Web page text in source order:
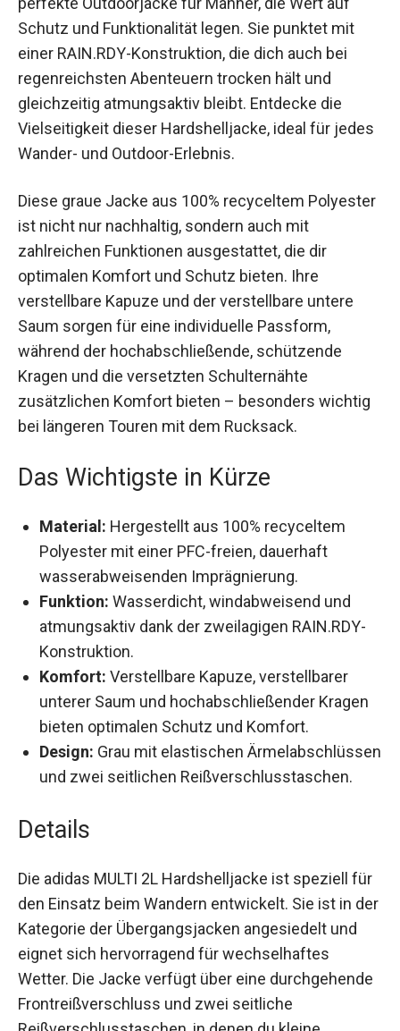
Schutz und Funktionalität legen. Sie punktet mit
einer RAIN.RDY-Konstruktion, die dich auch bei
regenreichsten Abenteuern trocken hält und
gleichzeitig atmungsaktiv bleibt. Entdecke die
Vielseitigkeit dieser Hardshelljacke, ideal für
jedes Wander- und Outdoor-Erlebnis.
Polyester ist nicht nur nachhaltig, sondern auch
mit zahlreichen Funktionen ausgestattet, die dir
optimalen Komfort und Schutz bieten. Ihre
verstellbare Kapuze und der verstellbare untere
Saum sorgen für eine individuelle Passform,
während der hochabschließende, schützende
Kragen und die versetzten Schulternähte
zusätzlichen Komfort bieten – besonders
wichtig bei längeren Touren mit dem Rucksack.
Das Wichtigste in Kürze
Polyester mit einer PFC-freien, dauerhaft
wasserabweisenden Imprägnierung.
Funktion: Wasserdicht, windabweisend und
atmungsaktiv dank der zweilagigen RAIN.RDY-
Konstruktion.
Komfort:Verstellbare Kapuze, verstellbarer
unterer Saum und hochabschließender Kragen
bieten optimalen Schutz und Komfort.
Design:Grau mit elastischen
Ärmelabschlüssen und zwei seitlichen
Reißverschlusstaschen.
Details
Die adidas MULTI 2L Hardshelljacke ist speziell
für den Einsatz beim Wandern entwickelt. Sie ist
in der Kategorie der Übergangsjacken
angesiedelt und eignet sich hervorragend für
wechselhaftes Wetter. Die Jacke verfügt über
eine durchgehende Frontreißverschluss und